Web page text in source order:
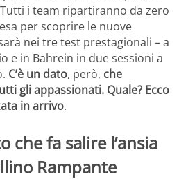
i team ripartiranno da zero
per scoprire le nuove
nei tre test prestagionali – a
e in Bahrein in due sessioni a
C’è un dato, però, che
gli appassionati. Quale? Ecco
in arrivo.
che fa salire l’ansia
Rampante